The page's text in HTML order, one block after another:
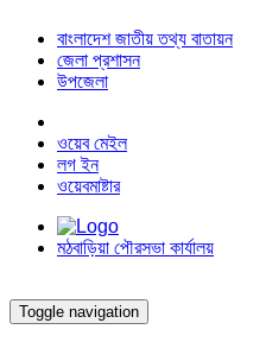
বাংলাদেশ জাতীয় তথ্য বাতায়ন
জেলা প্রশাসন
উপজেলা
ওয়েব মেইল
লগ ইন
ওয়েবমাষ্টার
মঠবাড়িয়া পৌরসভা কার্যালয়
Toggle navigation